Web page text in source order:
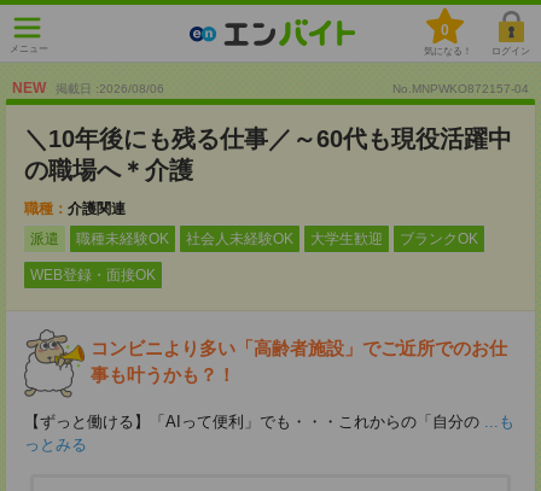
メニュー
0
気になる！ ログイン
NEW 掲載日 :2026/08/06 No.MNPWKO872157-04
＼10年後にも残る仕事／～60代も現役活躍中
の職場へ＊介護
職種： 介護関連
派遣
職種未経験OK 社会人未経験OK 大学生歓迎 ブランクOK
WEB登録・面接OK
コンビニより多い「高齢者施設」でご近所でのお仕
事も叶うかも？！
【ずっと働ける】「AIって便利」でも・・・これからの「自分の ...も
っとみる